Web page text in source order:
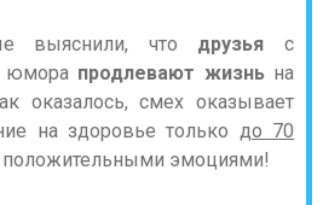
выяснили, что друзья с
юмора продлевают жизньна
оказалось, смех оказывает
на здоровье только до 70
положительными эмоциями!